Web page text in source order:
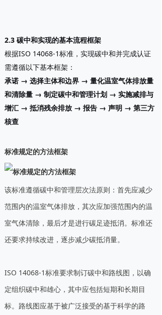
2.3 碳中和实现的基本流程框架
根据ISO 14068-1标准，实现碳中和并完成认证
需遵循以下基本框架：
承诺 → 选择主体和边界 → 量化温室气体排放量
和清除量 → 制定碳中和管理计划 → 实施减排与
增汇 → 抵消残余排放 → 报告 → 声明 → 第三方
核查
标准规定的方法框架
该标准遵循碳中和管理层次法原则：首先应减少
范围内的温室气体排放，其次应加强范围内的温
室气体清除，最后才是进行碳足迹抵消。标准还
还要求持续改进，逐步减少碳抵消量。
ISO 14068-1标准要求制订碳中和路线图，以确
定组织碳中和雄心，其中应包括短期和长期目
标。路线图应基于被广泛接受的基于科学的路